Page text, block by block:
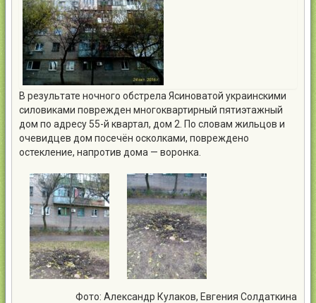
В результате ночного обстрела Ясиноватой украинскими
силовиками поврежден многоквартирный пятиэтажный
дом по адресу 55-й квартал, дом 2. По словам жильцов и
очевидцев дом посечён осколками, повреждено
остекление, напротив дома — воронка.
Фото: Александр Кулаков, Евгения Солдаткина